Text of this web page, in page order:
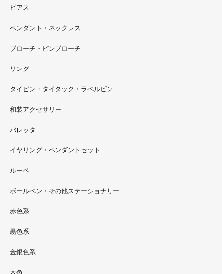
ただ今 東武百貨店船橋店に出展中です。9月20日まで4階
イベントスペースにいます。お近くの方はぜひお越しくだ
螺鈿ソフビでお世話になっているT-BASE銀座ギャラリー
シリーズ』紅里工房螺鈿装飾も展示されています。アクセ
サリーとはまた違った美しさがあると思うのでぜひご覧く
ピアス
ペンダント・ネックレス
ブローチ・ピンブローチ
リング
タイピン・タイタック・ラペルピン
和装アクセサリー
バレッタ
イヤリング・ペンダントセット
ルーペ
ボールペン・その他ステーショナリー
赤色系
黒色系
金銀色系
木色